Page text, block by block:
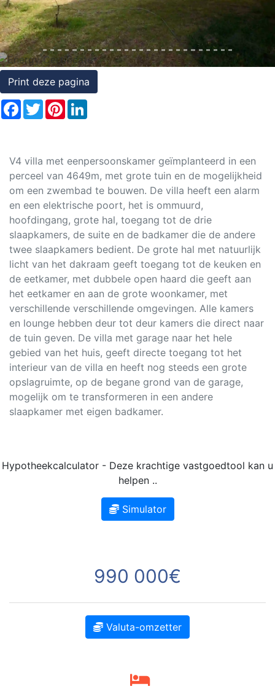
Rechten
op
onroerend
goed
Print deze pagina
Facebook
TwitterPinterest
V4 villa met eenpersoonskamer geïmplanteerd in een
perceel van 4649m, met grote tuin en de mogelijkheid
om een zwembad te bouwen. De villa heeft een alarm
en een elektrische poort, het is ommuurd,
hoofdingang, grote hal, toegang tot de drie
slaapkamers, de suite en de badkamer die de andere
twee slaapkamers bedient. De grote hal met natuurlijk
licht van het dakraam geeft toegang tot de keuken en
de eetkamer, met dubbele open haard die geeft aan
het eetkamer en aan de grote woonkamer, met
verschillende verschillende omgevingen. Alle kamers
en lounge hebben deur tot deur kamers die direct naar
de tuin geven. De villa met garage naar het hele
gebied van het huis, geeft directe toegang tot het
interieur van de villa en heeft nog steeds een grote
opslagruimte, op de begane grond van de garage,
mogelijk om te transformeren in een andere
slaapkamer met eigen badkamer.
Hypotheekcalculator - Deze krachtige vastgoedtool kan u
helpen ..
Simulator
990 000€
Valuta-omzetter